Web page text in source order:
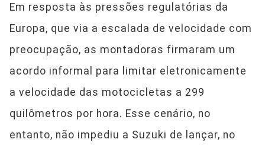
Em resposta às pressões regulatórias da
Europa, que via a escalada de velocidade com
preocupação, as montadoras firmaram um
acordo informal para limitar eletronicamente
a velocidade das motocicletas a 299
quilômetros por hora. Esse cenário, no
entanto, não impediu a Suzuki de lançar, no